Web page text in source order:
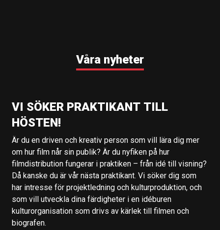
Våra nyheter
VI SÖKER PRAKTIKANT TILL
HÖSTEN!
Är du en driven och kreativ person som vill lära dig mer
om hur film når sin publik? Är du nyfiken på hur
filmdistribution fungerar i praktiken – från idé till visning?
Då kanske du är vår nästa praktikant. Vi söker dig som
har intresse för projektledning och kulturproduktion, och
som vill utveckla dina färdigheter i en idéburen
kulturorganisation som drivs av kärlek till filmen och
biografen.